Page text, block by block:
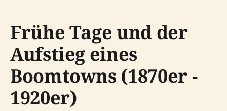
Frühe Tage und der
Aufstieg eines
Boomtowns (1870er -
1920er)